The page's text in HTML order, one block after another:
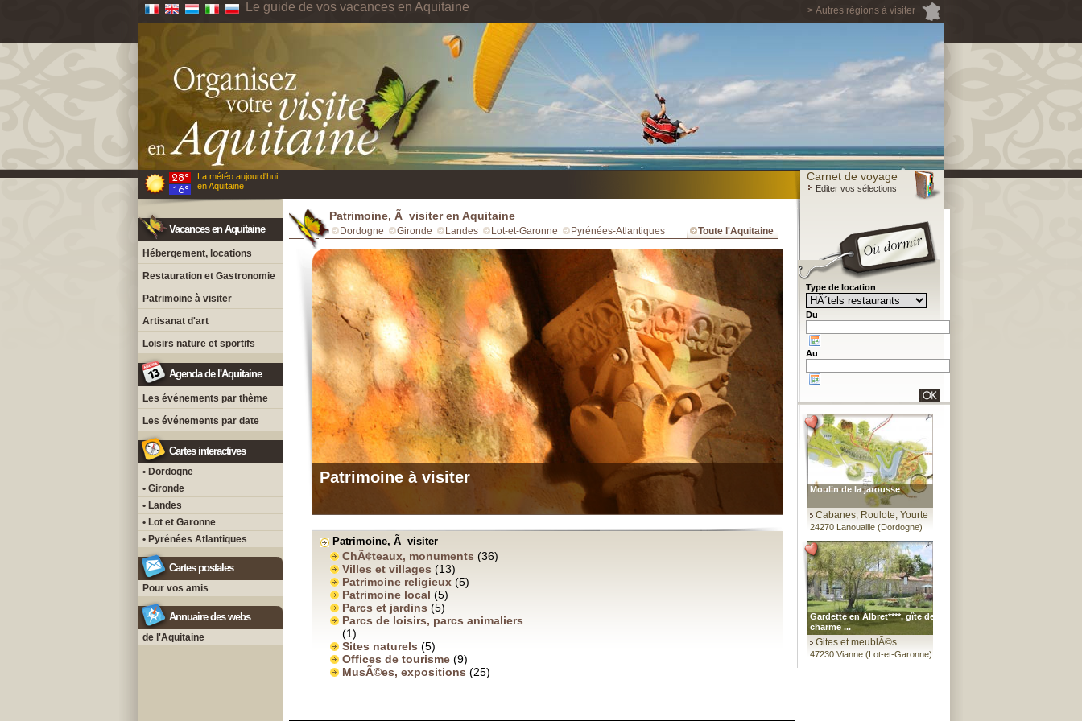
> Autres régions à visiter
Le guide de vos vacances en Aquitaine
La météo aujourd'hui
en Aquitaine
Carnet de voyage
Editer vos sélections
Vacances en Aquitaine
Hébergement, locations
Restauration et Gastronomie
Patrimoine à visiter
Artisanat d'art
Loisirs nature et sportifs
Agenda de l'Aquitaine
Les événements par thème
Les événements par date
Cartes interactives
• Dordogne
• Gironde
• Landes
• Lot et Garonne
• Pyrénées Atlantiques
Cartes postales
Pour vos amis
Annuaire des webs
de l'Aquitaine
Patrimoine, Ã visiter en Aquitaine
Dordogne Gironde Landes Lot-et-Garonne Pyrénées-Atlantiques Toute l'Aquitaine
Patrimoine à visiter
Patrimoine, Ã visiter
ChÃ¢teaux, monuments (36)
Villes et villages (13)
Patrimoine religieux (5)
Patrimoine local (5)
Parcs et jardins (5)
Parcs de loisirs, parcs animaliers
(1)
Sites naturels (5)
Offices de tourisme (9)
MusÃ©es, expositions (25)
Type de location
Du
Au
Moulin de la jarousse
Cabanes, Roulote, Yourte
24270 Lanouaille (Dordogne)
Gardette en Albret****, gîte de
charme ...
Gites et meublÃ©s
47230 Vianne (Lot-et-Garonne)